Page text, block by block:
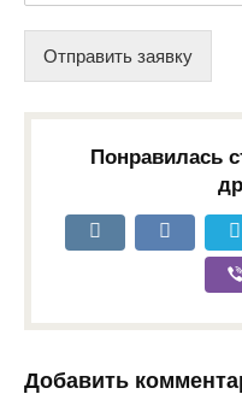
Отправить заявку
Понравилась
Добавить